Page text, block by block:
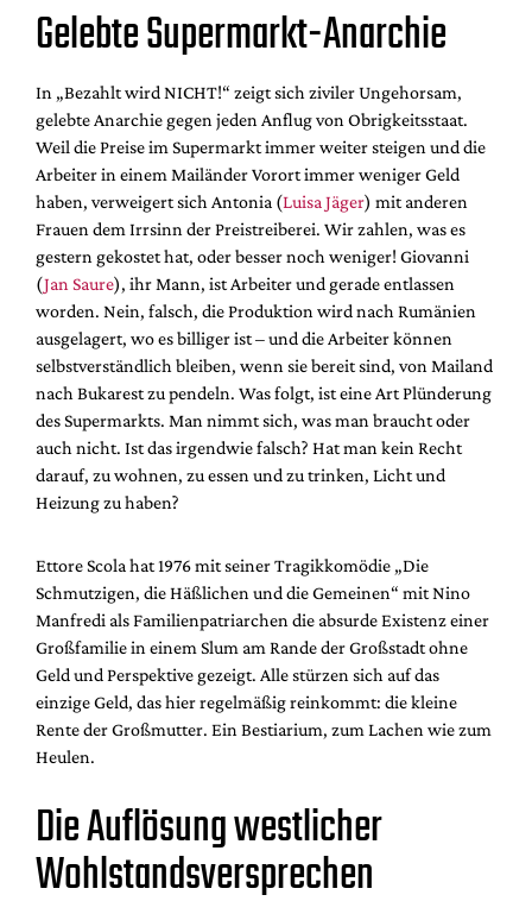
Gelebte Supermarkt-Anarchie
In „Bezahlt wird NICHT!“ zeigt sich ziviler Ungehorsam,
gelebte Anarchie gegen jeden Anflug von Obrigkeitsstaat.
Weil die Preise im Supermarkt immer weiter steigen und die
Arbeiter in einem Mailänder Vorort immer weniger Geld
haben, verweigert sich Antonia (Luisa Jäger) mit anderen
Frauen dem Irrsinn der Preistreiberei. Wir zahlen, was es
gestern gekostet hat, oder besser noch weniger! Giovanni
(Jan Saure), ihr Mann, ist Arbeiter und gerade entlassen
worden. Nein, falsch, die Produktion wird nach Rumänien
ausgelagert, wo es billiger ist – und die Arbeiter können
selbstverständlich bleiben, wenn sie bereit sind, von Mailand
nach Bukarest zu pendeln. Was folgt, ist eine Art Plünderung
des Supermarkts. Man nimmt sich, was man braucht oder
auch nicht. Ist das irgendwie falsch? Hat man kein Recht
darauf, zu wohnen, zu essen und zu trinken, Licht und
Heizung zu haben?
Ettore Scola hat 1976 mit seiner Tragikkomödie „Die
Schmutzigen, die Häßlichen und die Gemeinen“ mit Nino
Manfredi als Familienpatriarchen die absurde Existenz einer
Großfamilie in einem Slum am Rande der Großstadt ohne
Geld und Perspektive gezeigt. Alle stürzen sich auf das
einzige Geld, das hier regelmäßig reinkommt: die kleine
Rente der Großmutter. Ein Bestiarium, zum Lachen wie zum
Heulen.
Die Auflösung westlicher
Wohlstandsversprechen